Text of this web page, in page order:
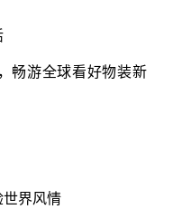
畅游全球看好物装新
世界风情